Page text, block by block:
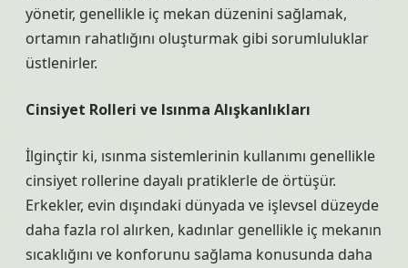
yönetir, genellikle iç mekan düzenini sağlamak,
ortamın rahatlığını oluşturmak gibi sorumluluklar
üstlenirler.
Cinsiyet Rolleri ve Isınma Alışkanlıkları
İlginçtir ki, ısınma sistemlerinin kullanımı genellikle
cinsiyet rollerine dayalı pratiklerle de örtüşür.
Erkekler, evin dışındaki dünyada ve işlevsel düzeyde
daha fazla rol alırken, kadınlar genellikle iç mekanın
sıcaklığını ve konforunu sağlama konusunda daha